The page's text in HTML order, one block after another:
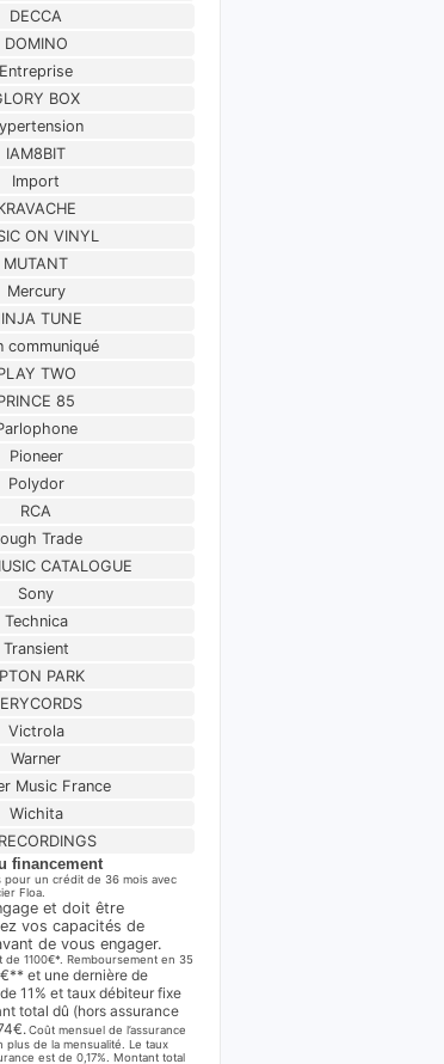
DECCA
DOMINO
Entreprise
BOX
IAM8BIT
Import
ON VINYL
MUTANT
Mercury
TUNE
communiqué
TWO
85
Pioneer
Polydor
RCA
Trade
CATALOGUE
Sony
Technica
Transient
PARK
Victrola
Warner
Music France
Wichita
financement
pour un crédit de 36 mois avec
Floa.
et doit être
vos capacités de
de vous engager.
de 1100€*. Remboursement en 35
et une dernière de
11% et taux débiteur fixe
total dû (hors assurance
Coût mensuel de l’assurance
plus de la mensualité. Le taux
est de 0,17%. Montant total